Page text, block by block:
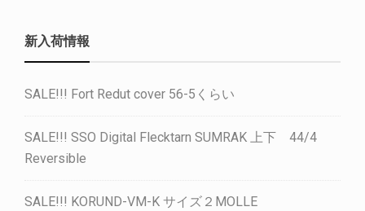
新入荷情報
SALE!!! Fort Redut cover 56-5くらい
SALE!!! SSO Digital Flecktarn SUMRAK 上下 44/4
Reversible
SALE!!! KORUND-VM-K サイズ２MOLLE